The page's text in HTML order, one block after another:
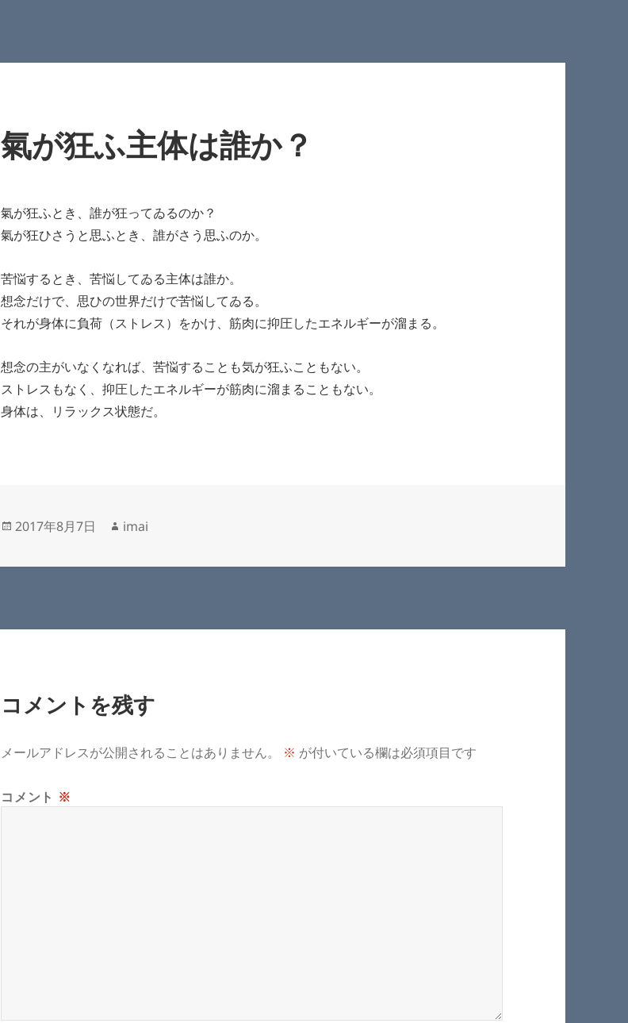
氣が狂ふ主体は誰か？
氣が狂ふとき、誰が狂ってゐるのか？
氣が狂ひさうと思ふとき、誰がさう思ふのか。
苦悩するとき、苦悩してゐる主体は誰か。
想念だけで、思ひの世界だけで苦悩してゐる。
それが身体に負荷（ストレス）をかけ、筋肉に抑圧したエネルギーが溜まる。
想念の主がいなくなれば、苦悩することも気が狂ふこともない。
ストレスもなく、抑圧したエネルギーが筋肉に溜まることもない。
身体は、リラックス状態だ。
投
日:
2017年8月7日
作
者
imai
コメントを残す
メールアドレスが公開されることはありません。 ※ が付いている欄は必須項目です
コメント ※